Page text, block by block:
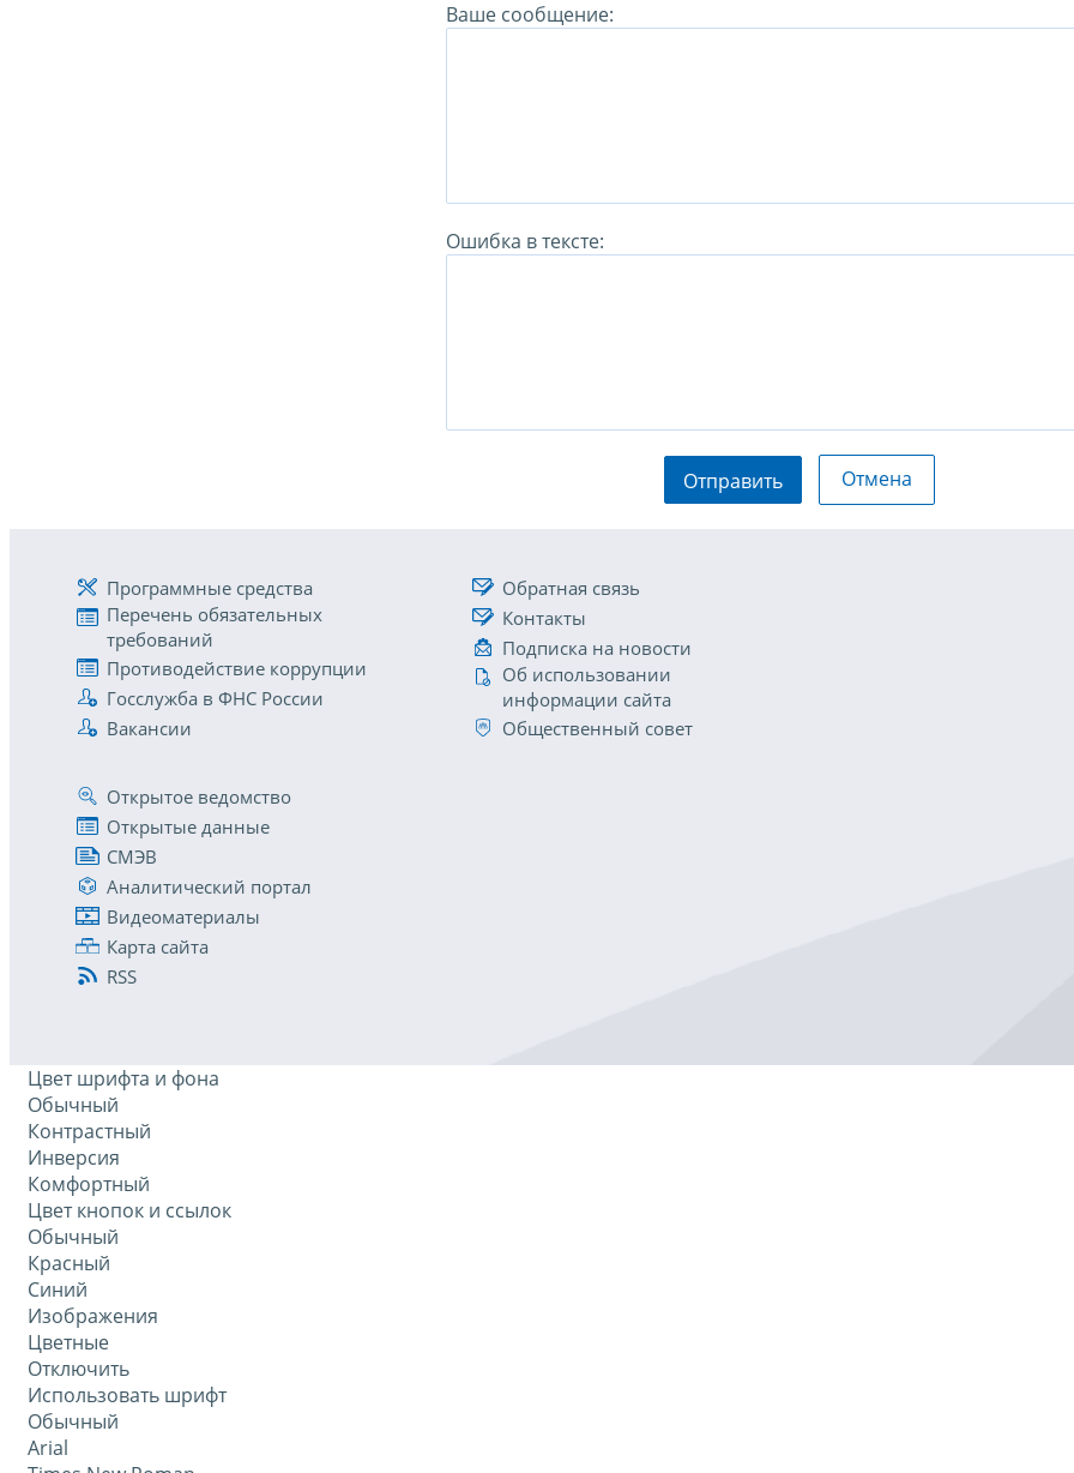
Ваше сообщение:
Ошибка в тексте:
Отправить Отмена
Программные средства
Перечень обязательных
требований
Противодействие коррупции
Госслужба в ФНС России
Вакансии
Обратная связь
Контакты
Подписка на новости
Об использовании
информации сайта
Общественный совет
Открытое ведомство
Открытые данные
СМЭВ
Аналитический портал
Видеоматериалы
Карта сайта
RSS
Цвет шрифта и фона
Обычный
Контрастный
Инверсия
Комфортный
Цвет кнопок и ссылок
Обычный
Красный
Синий
Изображения
Цветные
Отключить
Использовать шрифт
Обычный
Arial